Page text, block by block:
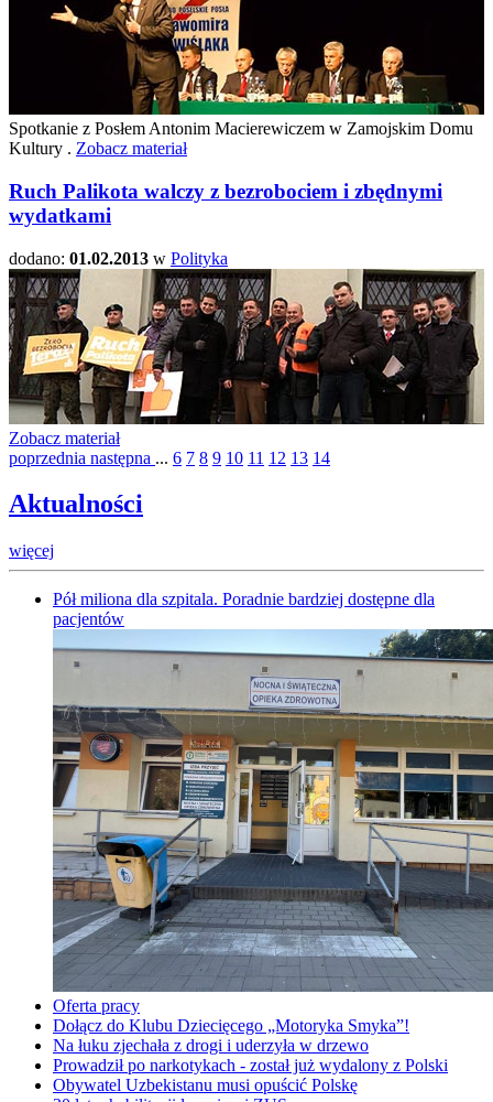
Spotkanie z Posłem Antonim Macierewiczem w Zamojskim Domu
Kultury . Zobacz materiał
Ruch Palikota walczy z bezrobociem i zbędnymi
wydatkami
dodano: 01.02.2013 w Polityka
Zobacz materiał
poprzednia następna ... 6 7 8 9 10 11 12 13 14
Aktualności
więcej
Pół miliona dla szpitala. Poradnie bardziej dostępne dla
pacjentów
Oferta pracy
Dołącz do Klubu Dziecięcego „Motoryka Smyka”!
Na łuku zjechała z drogi i uderzyła w drzewo
Prowadził po narkotykach - został już wydalony z Polski
Obywatel Uzbekistanu musi opuścić Polskę